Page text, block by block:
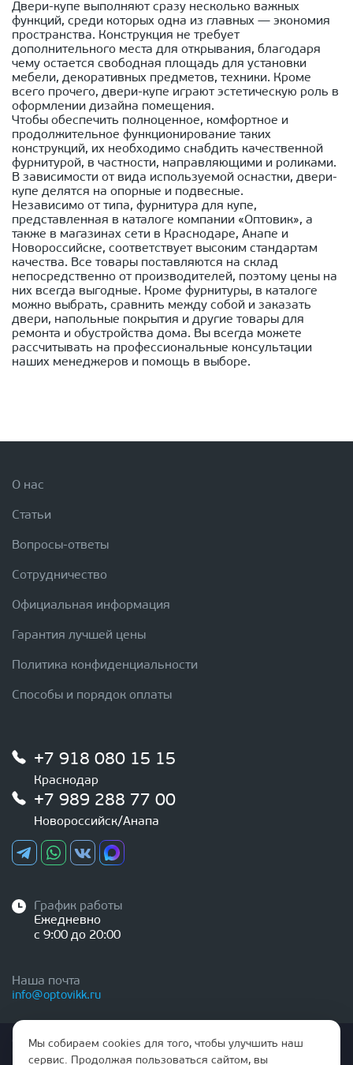
Двери-купе выполняют сразу несколько важных
функций, среди которых одна из главных — экономия
пространства. Конструкция не требует
дополнительного места для открывания, благодаря
чему остается свободная площадь для установки
мебели, декоративных предметов, техники. Кроме
всего прочего, двери-купе играют эстетическую роль в
оформлении дизайна помещения.
Чтобы обеспечить полноценное, комфортное и
продолжительное функционирование таких
конструкций, их необходимо снабдить качественной
фурнитурой, в частности, направляющими и роликами.
В зависимости от вида используемой оснастки, двери-
купе делятся на опорные и подвесные.
Независимо от типа, фурнитура для купе,
представленная в каталоге компании «Оптовик», а
также в магазинах сети в Краснодаре, Анапе и
Новороссийске, соответствует высоким стандартам
качества. Все товары поставляются на склад
непосредственно от производителей, поэтому цены на
них всегда выгодные. Кроме фурнитуры, в каталоге
можно выбрать, сравнить между собой и заказать
двери, напольные покрытия и другие товары для
ремонта и обустройства дома. Вы всегда можете
рассчитывать на профессиональные консультации
наших менеджеров и помощь в выборе.
О нас
Статьи
Вопросы-ответы
Сотрудничество
Официальная информация
Гарантия лучшей цены
Политика конфиденциальности
Способы и порядок оплаты
+7 918 080 15 15
Краснодар
+7 989 288 77 00
Новороссийск/Анапа
График работы
Ежедневно
с 9:00 до 20:00
Наша почта
info@optovikk.ru
Стоимость товаров и услуг, указанная на сайте,
Мы собираем cookies для того, чтобы улучшить наш
сервис. Продолжая пользоваться сайтом, вы